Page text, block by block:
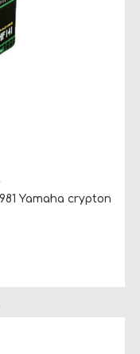
Yamaha crypton